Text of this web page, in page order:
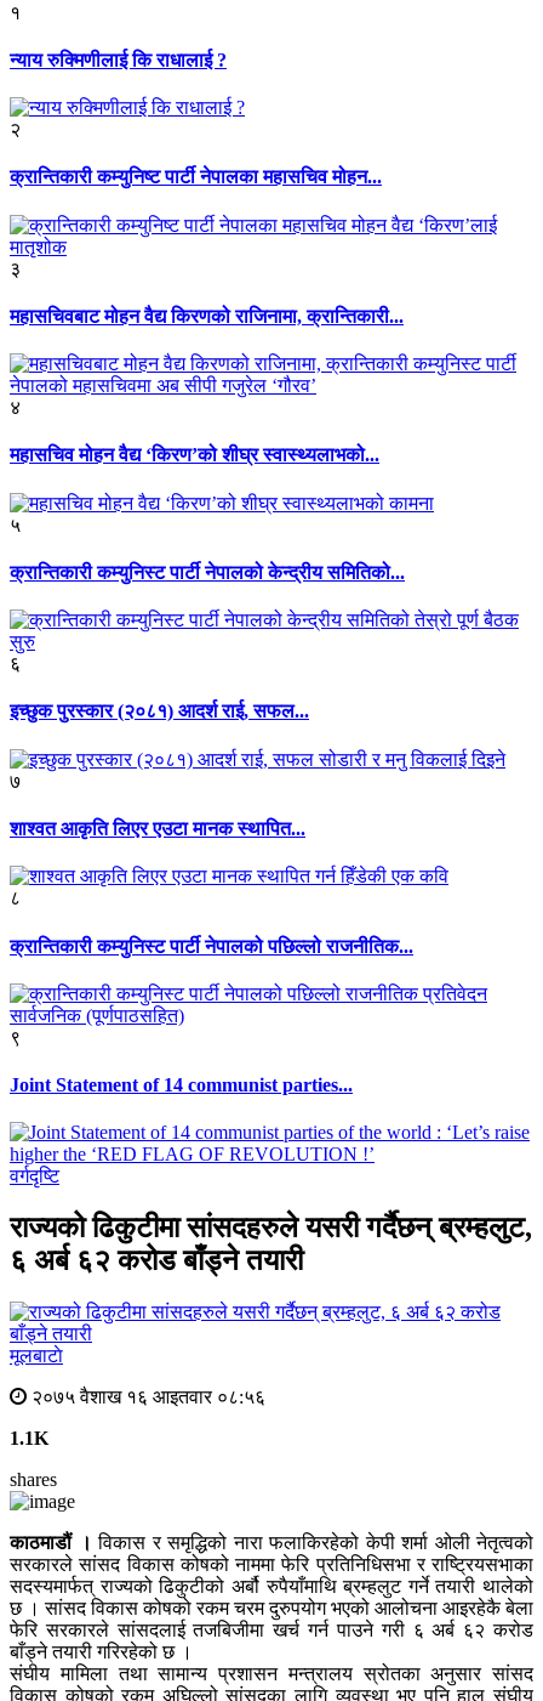
१
न्याय रुक्मिणीलाई कि राधालाई ?
२
क्रान्तिकारी कम्युनिष्ट पार्टी नेपालका महासचिव मोहन...
३
महासचिवबाट मोहन वैद्य किरणको राजिनामा, क्रान्तिकारी...
४
महासचिव मोहन वैद्य ‘किरण’को शीघ्र स्वास्थ्यलाभको...
५
क्रान्तिकारी कम्युनिस्ट पार्टी नेपालको केन्द्रीय समितिको...
६
इच्छुक पुरस्कार (२०८१) आदर्श राई, सफल...
७
शाश्वत आकृति लिएर एउटा मानक स्थापित...
८
क्रान्तिकारी कम्युनिस्ट पार्टी नेपालको पछिल्लो राजनीतिक...
९
Joint Statement of 14 communist parties...
वर्गदृष्टि
राज्यको ढिकुटीमा सांसदहरुले यसरी गर्दैछन् ब्रम्हलुट,
६ अर्ब ६२ करोड बाँड्ने तयारी
मूलबाटाे
२०७५ वैशाख १६ आइतवार ०८:५६
1.1K
shares
काठमाडौं । विकास र समृद्धिको नारा फलाकिरहेको केपी शर्मा ओली नेतृत्वको
सरकारले सांसद विकास कोषको नाममा फेरि प्रतिनिधिसभा र राष्ट्रियसभाका
सदस्यमार्फत् राज्यको ढिकुटीको अर्बौ रुपैयाँमाथि ब्रम्हलुट गर्ने तयारी थालेको
छ । सांसद विकास कोषको रकम चरम दुरुपयोग भएको आलोचना आइरहेकै बेला
फेरि सरकारले सांसदलाई तजबिजीमा खर्च गर्न पाउने गरी ६ अर्ब ६२ करोड
बाँड्ने तयारी गरिरहेको छ ।
संघीय मामिला तथा सामान्य प्रशासन मन्त्रालय स्रोतका अनुसार सांसद
विकास कोषको रकम अघिल्लो सांसदका लागि व्यवस्था भए पनि हाल संघीय